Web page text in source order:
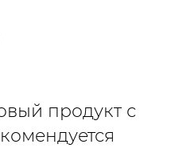
продукт с